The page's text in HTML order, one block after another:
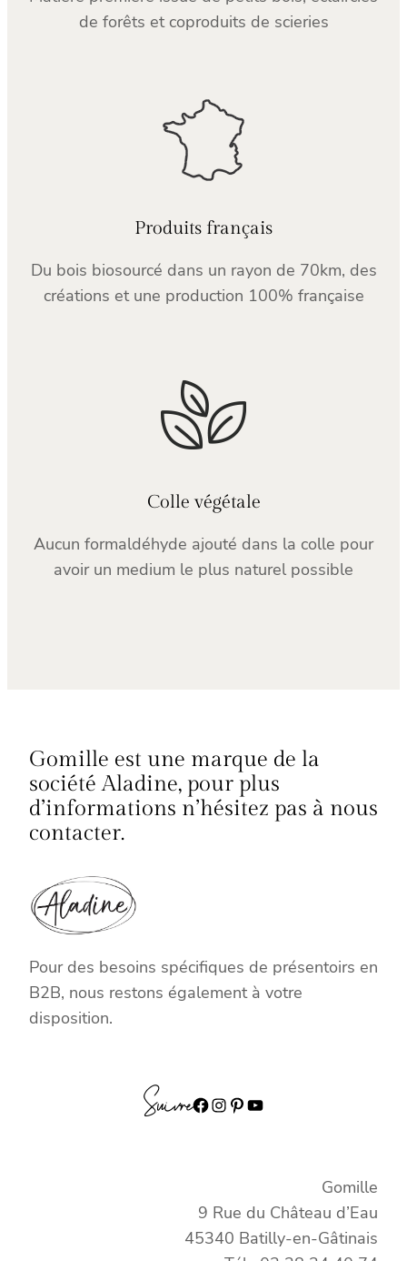
de forêts et coproduits de scieries
Produits français
Du bois biosourcé dans un rayon de 70km, des
créations et une production 100% française
Colle végétale
Aucun formaldéhyde ajouté dans la colle pour
avoir un medium le plus naturel possible
Gomille est une marque de la
société Aladine, pour plus
d’informations n’hésitez pas à nous
contacter.
Pour des besoins spécifiques de présentoirs en
B2B, nous restons également à votre
disposition.
SuivreFacebook Instagram Pinterest YouTube
Gomille
9 Rue du Château d’Eau
45340 Batilly-en-Gâtinais